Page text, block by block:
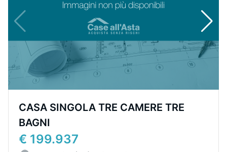
CASA SINGOLA TRE CAMERE TRE
BAGNI
€ 199.937